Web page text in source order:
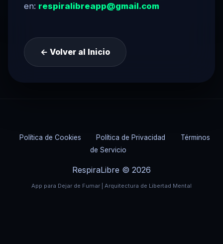
en: respiralibreapp@gmail.com
← Volver al Inicio
Política de Cookies Política de Privacidad
Términos
de Servicio
RespiraLibre © 2026
App para Dejar de Fumar | Arquitectura de Libertad Mental